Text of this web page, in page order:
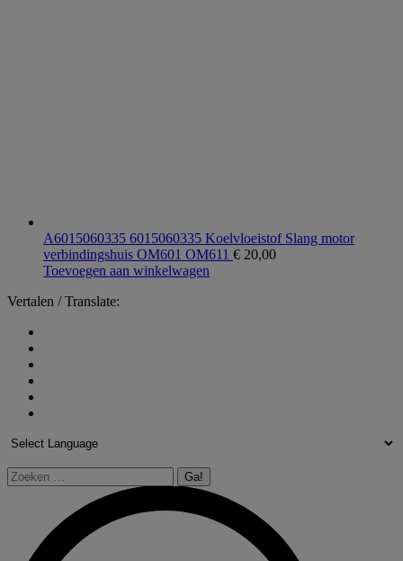
A6015060335 6015060335 Koelvloeistof Slang motor
verbindingshuis OM601 OM611 € 20,00
Toevoegen aan winkelwagen
Vertalen / Translate:
Zoeken: